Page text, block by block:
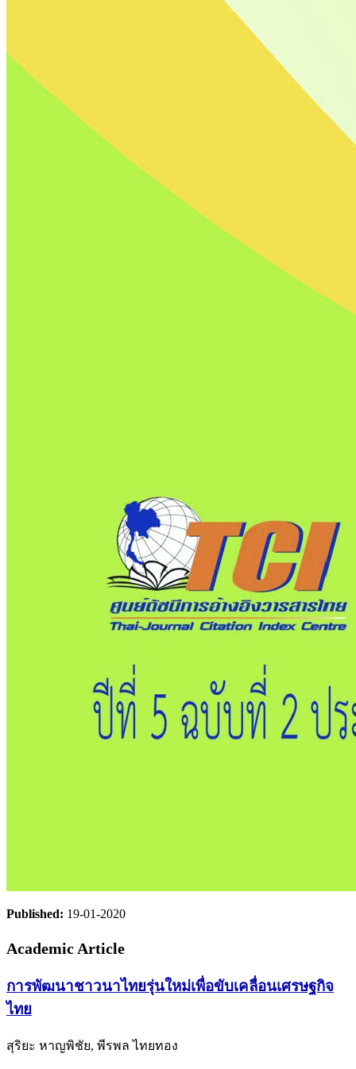
Published: 19-01-2020
Academic Article
การพัฒนาชาวนาไทยรุ่นใหม่เพื่อขับเคลื่อนเศรษฐกิจ
ไทย
สุริยะ หาญพิชัย, พีรพล ไทยทอง